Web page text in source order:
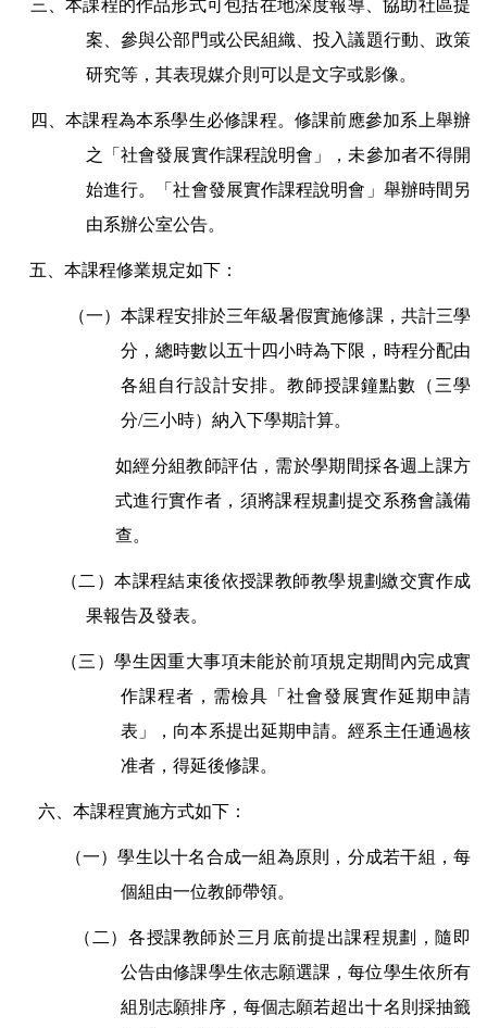
三、本課程的作品形式可包括在地深度報導、協助社區提
案、參與公部門或公民組織、投入議題行動、政策
研究等，其表現媒介則可以是文字或影像。
四、本課程為本系學生必修課程。修課前應參加系上舉辦
之「社會發展實作課程說明會」，未參加者不得開
始進行。「社會發展實作課程說明會」舉辦時間另
由系辦公室公告。
五、本課程修業規定如下：
（一）本課程安排於三年級暑假實施修課，共計三學
分，總時數以五十四小時為下限，時程分配由
各組自行設計安排。教師授課鐘點數（三學
分/三小時）納入下學期計算。
如經分組教師評估，需於學期間採各週上課方
式進行實作者，須將課程規劃提交系務會議備
查。
（二）本課程結束後依授課教師教學規劃繳交實作成
果報告及發表。
（三）學生因重大事項未能於前項規定期間內完成實
作課程者，需檢具「社會發展實作延期申請
表」，向本系提出延期申請。經系主任通過核
准者，得延後修課。
六、本課程實施方式如下：
（一）學生以十名合成一組為原則，分成若干組，每
個組由一位教師帶領。
（二）各授課教師於三月底前提出課程規劃，隨即
公告由修課學生依志願選課，每位學生依所有
組別志願排序，每個志願若超出十名則採抽籤